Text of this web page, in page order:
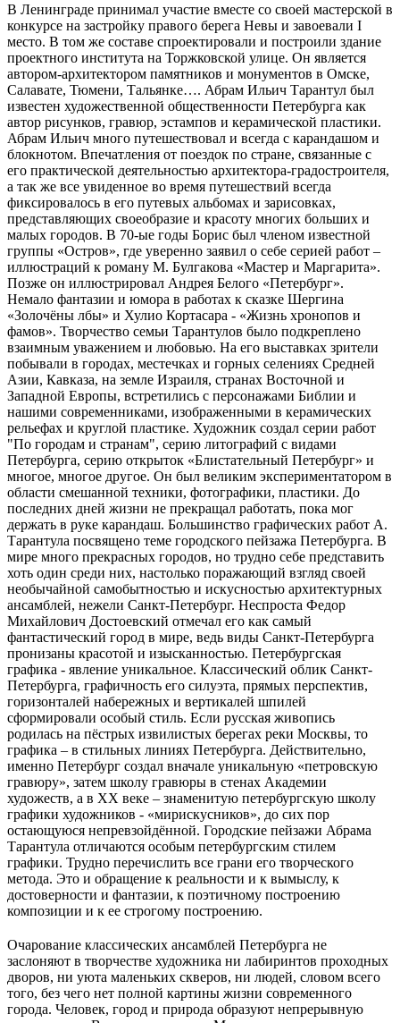
В Ленинграде принимал участие вместе со своей мастерской в
конкурсе на застройку правого берега Невы и завоевали I
место. В том же составе спроектировали и построили здание
проектного института на Торжковской улице. Он является
автором-архитектором памятников и монументов в Омске,
Салавате, Тюмени, Тальянке…. Абрам Ильич Тарантул был
известен художественной общественности Петербурга как
автор рисунков, гравюр, эстампов и керамической пластики.
Абрам Ильич много путешествовал и всегда с карандашом и
блокнотом. Впечатления от поездок по стране, связанные с
его практической деятельностью архитектора-градостроителя,
а так же все увиденное во время путешествий всегда
фиксировалось в его путевых альбомах и зарисовках,
представляющих своеобразие и красоту многих больших и
малых городов. В 70-ые годы Борис был членом известной
группы «Остров», где уверенно заявил о себе серией работ –
иллюстраций к роману М. Булгакова «Мастер и Маргарита».
Позже он иллюстрировал Андрея Белого «Петербург».
Немало фантазии и юмора в работах к сказке Шергина
«Золочёны лбы» и Хулио Кортасара - «Жизнь хронопов и
фамов». Творчество семьи Тарантулов было подкреплено
взаимным уважением и любовью. На его выставках зрители
побывали в городах, местечках и горных селениях Средней
Азии, Кавказа, на земле Израиля, странах Восточной и
Западной Европы, встретились с персонажами Библии и
нашими современниками, изображенными в керамических
рельефах и круглой пластике. Художник создал серии работ
"По городам и странам", серию литографий с видами
Петербурга, серию открыток «Блистательный Петербург» и
многое, многое другое. Он был великим экспериментатором в
области смешанной техники, фотографики, пластики. До
последних дней жизни не прекращал работать, пока мог
держать в руке карандаш. Большинство графических работ А.
Тарантула посвящено теме городского пейзажа Петербурга. В
мире много прекрасных городов, но трудно себе представить
хоть один среди них, настолько поражающий взгляд своей
необычайной самобытностью и искусностью архитектурных
ансамблей, нежели Санкт-Петербург. Неспроста Федор
Михайлович Достоевский отмечал его как самый
фантастический город в мире, ведь виды Санкт-Петербурга
пронизаны красотой и изысканностью. Петербургская
графика - явление уникальное. Классический облик Санкт-
Петербурга, графичность его силуэта, прямых перспектив,
горизонталей набережных и вертикалей шпилей
сформировали особый стиль. Если русская живопись
родилась на пёстрых извилистых берегах реки Москвы, то
графика – в стильных линиях Петербурга. Действительно,
именно Петербург создал вначале уникальную «петровскую
гравюру», затем школу гравюры в стенах Академии
художеств, а в ХХ веке – знаменитую петербургскую школу
графики художников - «мирискусников», до сих пор
остающуюся непревзойдённой. Городские пейзажи Абрама
Тарантула отличаются особым петербургским стилем
графики. Трудно перечислить все грани его творческого
метода. Это и обращение к реальности и к вымыслу, к
достоверности и фантазии, к поэтичному построению
композиции и к ее строгому построению.
Очарование классических ансамблей Петербурга не
заслоняют в творчестве художника ни лабиринтов проходных
дворов, ни уюта маленьких скверов, ни людей, словом всего
того, без чего нет полной картины жизни современного
города. Человек, город и природа образуют непрерывную